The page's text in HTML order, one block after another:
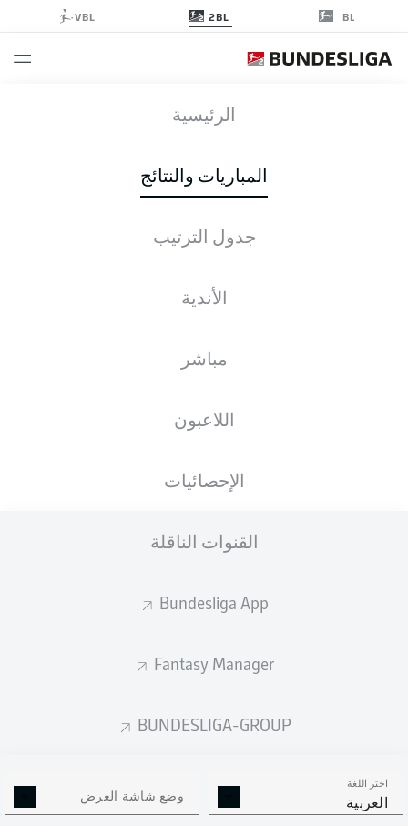
BL
2BL
VBL
الرئيسية
المباريات والنتائج
جدول الترتيب
الأندية
مباشر
اللاعبون
الإحصائيات
القنوات الناقلة
Bundesliga App
Fantasy Manager
BUNDESLIGA-GROUP
اختر اللغة
العربية وضع شاشة العرض
3
1
الأخبار التشكيلات الإحصائيات